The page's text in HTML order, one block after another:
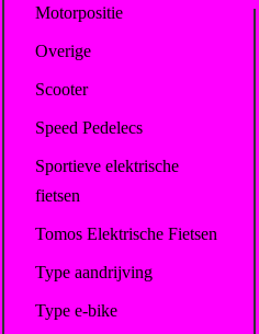
Motorpositie
Overige
Scooter
Speed Pedelecs
Sportieve elektrische
fietsen
Tomos Elektrische Fietsen
Type aandrijving
Type e-bike